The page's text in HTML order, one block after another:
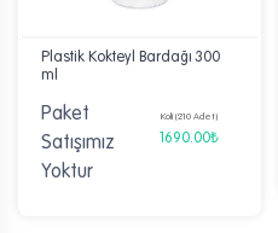
Plastik Kokteyl Bardağı 300
ml
Paket
Satışımız
Yoktur
Koli (210 Adet)
1690.00₺